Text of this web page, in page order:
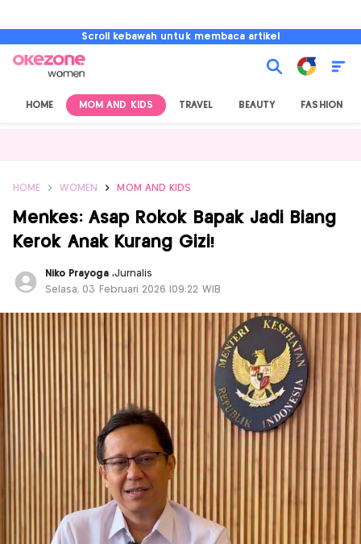
Scroll kebawah untuk membaca artikel
HOME MOM AND KIDS TRAVEL BEAUTY FASHION
HOME WOMEN MOM AND KIDS
Menkes: Asap Rokok Bapak Jadi Biang
Kerok Anak Kurang Gizi!
Niko Prayoga ,Jurnalis
Selasa, 03 Februari 2026 |09:22 WIB